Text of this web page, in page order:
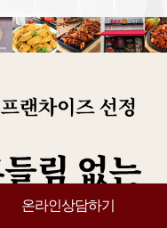
온라인상담하기